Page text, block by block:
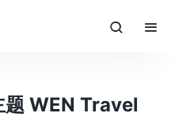
WEN Travel